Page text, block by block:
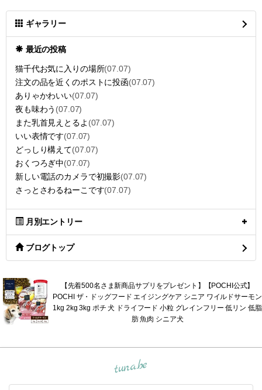
ギャラリー
最近の投稿
猫千代お気に入りの場所(07.07)
注文の品を近くのポストに投函(07.07)
ありゃかわいい(07.07)
夜も味わう (07.07)
また乳首見えとるよ (07.07)
いい表情です(07.07)
どっしり構えて(07.07)
おくつろぎ中(07.07)
新しい電話のカメラで初撮影(07.07)
さっとさわるねーこです(07.07)
月別エントリー
ブログトップ
【先着500名さま新商品サプリをプレゼント】【POCHI公式】
POCHI ザ・ドッグフード エイジングケア シニア ワイルドサーモン
1kg 2kg 3kg ポチ 犬 ドライフード 小粒 グレインフリー 低リン 低脂
肪 魚肉 シニア犬
tuna.be